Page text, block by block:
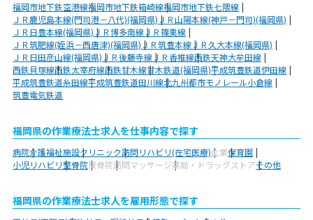
福岡市地下鉄空港線福岡市地下鉄箱崎線福岡市地下鉄七隈線
ＪＲ鹿児島本線(門司港－八代)(福岡県)ＪＲ山陽本線(神戸－門司)(福岡県)
ＪＲ日豊本線(福岡県)ＪＲ博多南線ＪＲ篠栗線
ＪＲ筑肥線(姪浜－西唐津)(福岡県)ＪＲ筑豊本線ＪＲ久大本線(福岡県)
ＪＲ日田彦山線(福岡県)ＪＲ後藤寺線ＪＲ香椎線西鉄天神大牟田線
西鉄貝塚線西鉄太宰府線西鉄甘木線甘木鉄道(福岡県)平成筑豊鉄道伊田線
平成筑豊鉄道糸田線平成筑豊鉄道田川線北九州都市モノレール小倉線
筑豊電気鉄道
福岡県の作業療法士求人を仕事内容で探す
病院介護福祉施設クリニック訪問リハビリ(在宅医療)企業保育園
小児リハビリ整骨院接骨院訪問マッサージ薬局・ドラッグストアその他
福岡県の作業療法士求人を雇用形態で探す